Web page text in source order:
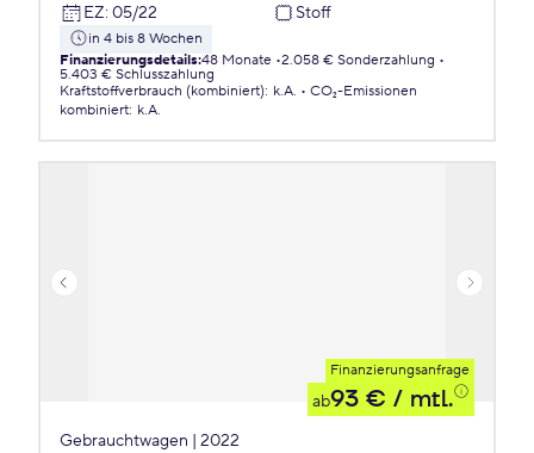
EZ: 05/22 Stoff
in 4 bis 8 Wochen
Finanzierungsdetails:48 Monate 2.058 € Sonderzahlung
5.403 € Schlusszahlung
Kraftstoffverbrauch (kombiniert): k.A.
CO₂-Emissionen
kombiniert: k.A.
Finanzierungsanfrage
ab93 € / mtl.
Gebrauchtwagen | 2022